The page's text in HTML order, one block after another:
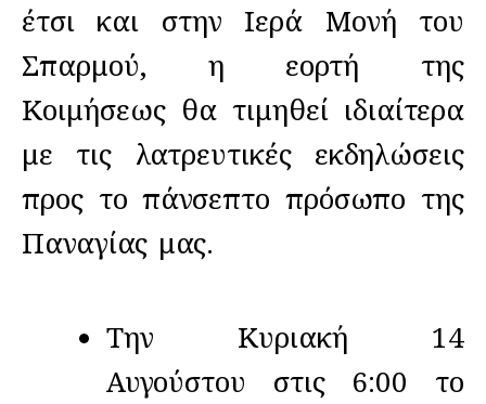
έτσι και στην Ιερά Μονή του
Σπαρμού, η εορτή της
Κοιμήσεως θα τιμηθεί ιδιαίτερα
με τις λατρευτικές εκδηλώσεις
προς το πάνσεπτο πρόσωπο της
Παναγίας μας.
Την Κυριακή 14
Αυγούστου στις 6:00 το